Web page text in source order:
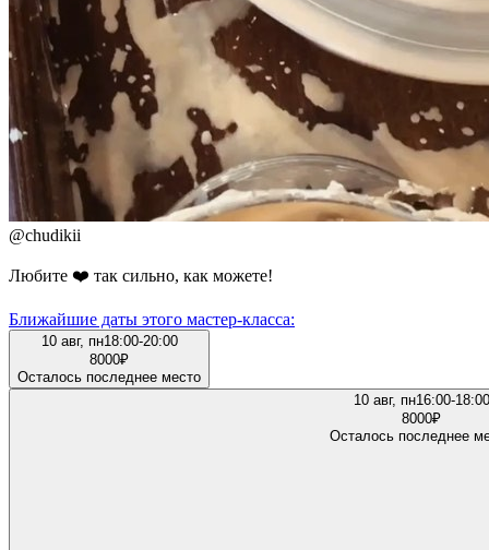
@chudikii
Любите ❤️ так сильно, как можете!
Ближайшие даты этого мастер‑класса:
10 авг, пн18:00-20:00
8000₽
Осталось последнее место
10 авг, пн16:00-18:00
8000₽
Осталось последнее